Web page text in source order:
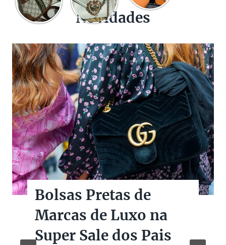
Novidades
Bolsas Pretas de
Marcas de Luxo na
Super Sale dos Pais